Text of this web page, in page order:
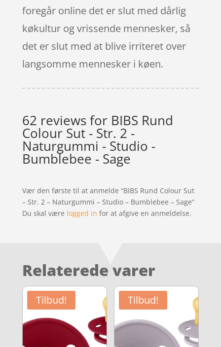
foregår online det er slut med dårlig
køkultur og vrissende mennesker, så
det er slut med at blive irriteret over
langsomme mennesker i køen.
62 reviews for BIBS Rund
Colour Sut - Str. 2 -
Naturgummi - Studio -
Bumblebee - Sage
Vær den første til at anmelde “BIBS Rund Colour Sut
– Str. 2 – Naturgummi – Studio – Bumblebee – Sage”
Du skal være logged in for at afgive en anmeldelse.
Relaterede varer
Tilbud! Tilbud!